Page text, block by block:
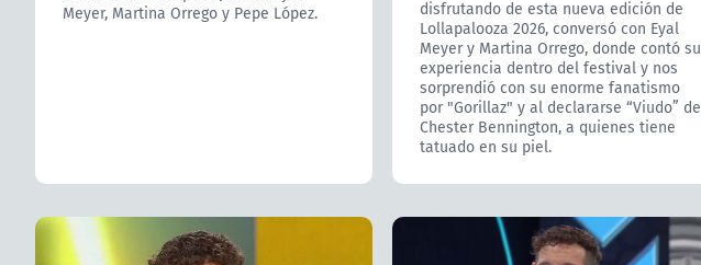
Meyer, Martina Orrego y Pepe López.
disfrutando de esta nueva edición de
Lollapalooza 2026, conversó con Eyal
Meyer y Martina Orrego, donde contó su
experiencia dentro del festival y nos
sorprendió con su enorme fanatismo
por "Gorillaz" y al declararse “Viudo” de
Chester Bennington, a quienes tiene
tatuado en su piel.